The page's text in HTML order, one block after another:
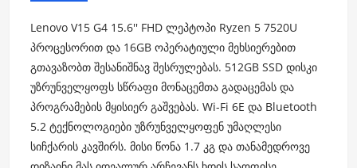
Lenovo V15 G4 15.6'' FHD ლეპტოპი Ryzen 5 7520U
პროცესორით და 16GB ოპერატიული მეხსიერებით
გთავაზობთ შესანიშნავ შესრულებას. 512GB SSD დისკი
უზრუნველყოფს სწრაფი მონაცემთა გადაცემას და
პროგრამების მყისიერ გაშვებას. Wi-Fi 6E და Bluetooth
5.2 ტექნოლოგიები უზრუნველყოფენ უმაღლესი
სიჩქარის კავშირს. მისი წონა 1.7 კგ და თანამედროვე